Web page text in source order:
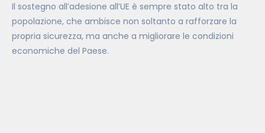
Il sostegno all’adesione all’UE è sempre stato alto tra la
popolazione, che ambisce non soltanto a rafforzare la
propria sicurezza, ma anche a migliorare le condizioni
economiche del Paese.